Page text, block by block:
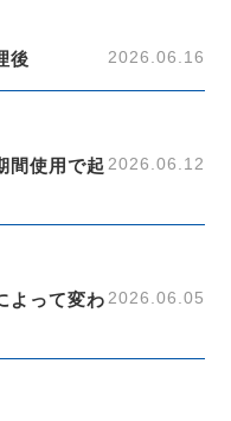
後 2026.06.16
間使用で起 2026.06.12
よって変わ 2026.06.05